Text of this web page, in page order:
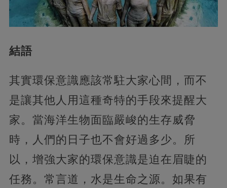
結語
其實環保意識應該常駐大家心間，而不
是讓其他人用這種奇特的手段來提醒大
家。當海洋生物面臨嚴峻的生存威脅
時，人們的日子也不會好過多少。所
以，增強大家的環保意識是迫在眉睫的
任務。常言道，水是生命之源。如果有